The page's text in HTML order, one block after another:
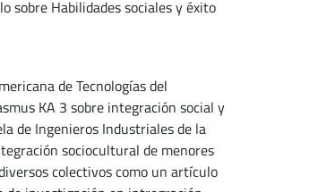
sobre Habilidades sociales y éxito
de Tecnologías del
KA 3 sobre integración social y
de Ingenieros Industriales de la
sociocultural de menores
colectivos como un artículo